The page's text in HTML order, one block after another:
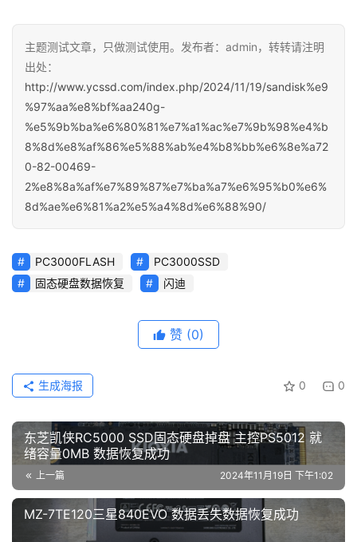
主题测试文章，只做测试使用。发布者：admin，转转请注明
出处：
http://www.ycssd.com/index.php/2024/11/19/sandisk%e9
%97%aa%e8%bf%aa240g-
%e5%9b%ba%e6%80%81%e7%a1%ac%e7%9b%98%e4%b
8%8d%e8%af%86%e5%88%ab%e4%b8%bb%e6%8e%a72
0-82-00469-
2%e8%8a%af%e7%89%87%e7%ba%a7%e6%95%b0%e6%
8d%ae%e6%81%a2%e5%a4%8d%e6%88%90/
PC3000FLASH
PC3000SSD
固态硬盘数据恢复
闪迪
赞 (0)
0 0
生成海报
东芝凯侠RC5000 SSD固态硬盘掉盘 主控PS5012 就
绪容量0MB 数据恢复成功
上一篇 2024年11月19日 下午1:02
MZ-7TE120三星840EVO 数据丢失数据恢复成功